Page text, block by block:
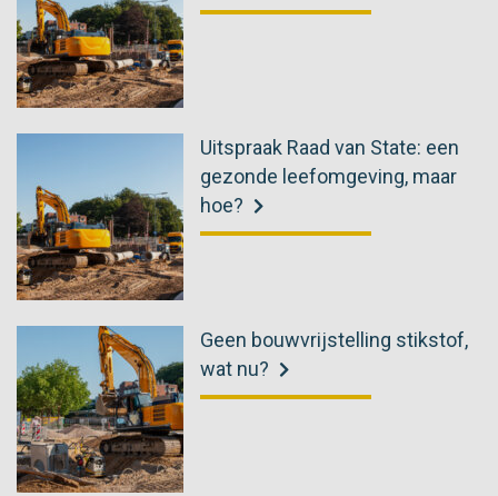
Uitspraak Raad van State: een
gezonde leefomgeving, maar
hoe?
Geen bouwvrijstelling stikstof,
wat nu?